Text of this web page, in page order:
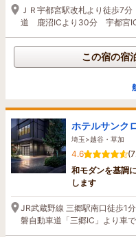
ＪＲ宇都宮駅改札より徒歩
道 鹿沼ICより30分 宇都宮
この宿の宿
ホテルサンク
埼玉>越谷・草加
4.6
和モダンを基調
します
JR武蔵野線 三郷駅南口徒歩1
磐自動車道「三郷IC」より車